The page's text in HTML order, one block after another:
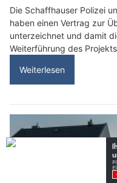
Die Schaffhauser Polizei
haben einen Vertrag zur
unterzeichnet und damit
Weiterführung des
Weiterlesen